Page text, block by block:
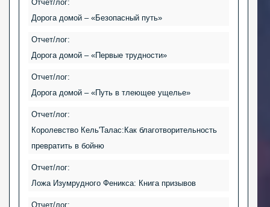
Отчет/лог:
Дорога домой – «Безопасный путь»
Отчет/лог:
Дорога домой – «Первые трудности»
Отчет/лог:
Дорога домой – «Путь в тлеющее ущелье»
Отчет/лог:
Королевство Кель'Талас:Как благотворительность
превратить в бойню
Отчет/лог:
Ложа Изумрудного Феникса: Книга призывов
Отчет/лог: